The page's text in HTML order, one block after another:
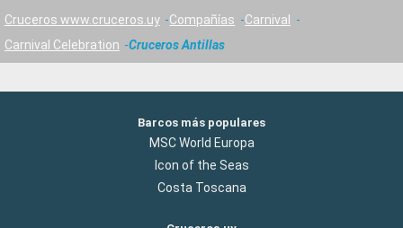
Cruceros www.cruceros.uy Compañías
Carnival
Carnival Celebration
Cruceros Antillas
Barcos más populares
MSC World Europa
Icon of the Seas
Costa Toscana